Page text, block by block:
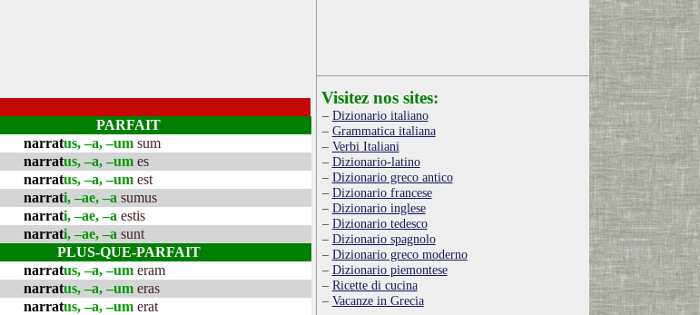
PARFAIT
narratus, –a, –um sum
narratus, –a, –um es
narratus, –a, –um est
narrati, –ae, –a sumus
narrati, –ae, –a estis
narrati, –ae, –a sunt
PLUS-QUE-PARFAIT
narratus, –a, –um eram
narratus, –a, –um eras
narratus, –a, –um erat
Visitez nos sites:
Dizionario italiano
Grammatica italiana
Verbi Italiani
Dizionario-latino
Dizionario greco antico
Dizionario francese
Dizionario inglese
Dizionario tedesco
Dizionario spagnolo
Dizionario greco moderno
Dizionario piemontese
Ricette di cucina
Vacanze in Grecia